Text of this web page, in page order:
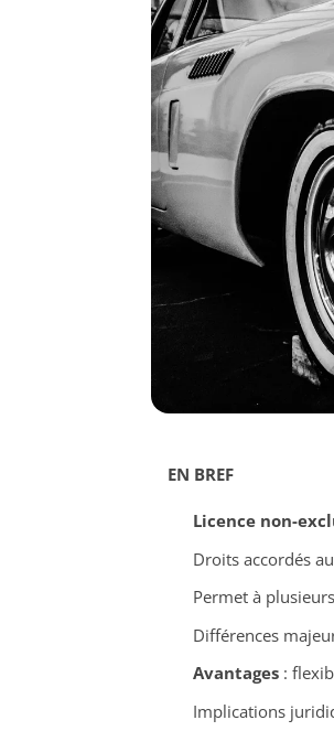
EN BREF
Licence non-
Droits accordés
Permet à
Différences
Avantages:
Implications